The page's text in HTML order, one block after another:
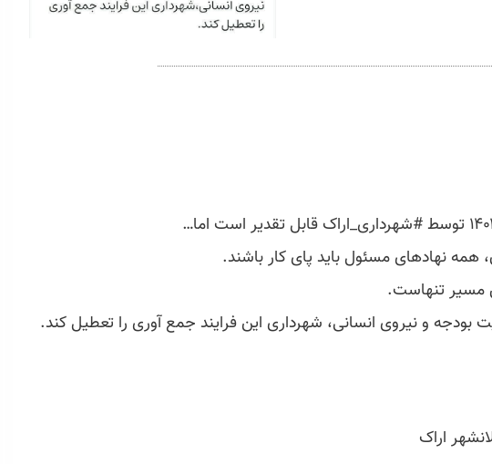
همه نهادهای مسئول باید پای کار باشند.
مسیر تنهاست.
و نیروی انسانی، شهرداری این فرایند جمع آوری را تعطیل کند.
اراک